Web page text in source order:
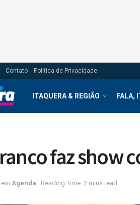
Contato Política de Privacidade
ITAQUERA & REGIÃO FALA,
faz show
em Agenda Reading Time: 2 mins read